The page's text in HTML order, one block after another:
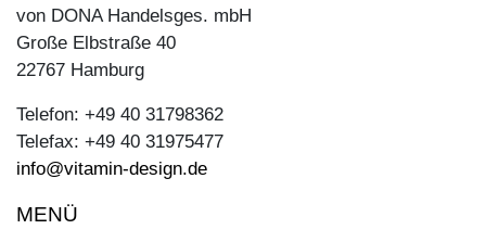
von DONA Handelsges. mbH
Große Elbstraße 40
22767 Hamburg
Telefon: +49 40 31798362
Telefax: +49 40 31975477
info@vitamin-design.de
MENÜ